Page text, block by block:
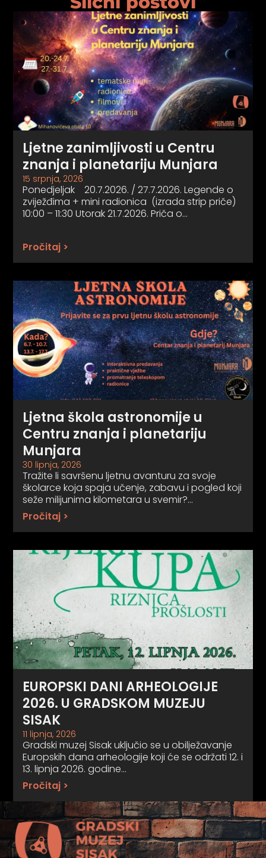
Ljetne zanimljivosti u Centru
znanja i planetariju Munjara
15 srpnja, 2026
Ponedjeljak 20.7.2026. / 27.7.2026. Legende o
zviježđima + mini radionica (izrada strip priče)
10:00 – 11:30 Utorak 21.7.2026. Priča o…
Pročitaj >
Ljetna škola astronomije u
Centru znanja i planetariju
Munjara
30 lipnja, 2026
Tražite li savršenu ljetnu avanturu za svoje
školarce koja spaja učenje, zabavu i pogled koji
seže milijunima kilometara u svemir?…
Pročitaj >
EUROPSKI DANI ARHEOLOGIJE
2026. U GRADSKOM MUZEJU
SISAK
11 lipnja, 2026
Gradski muzej Sisak uključio se u obilježavanje
Europskih dana arheologije koji će se održati 12. i
13. lipnja 2026. godine…
Pročitaj >